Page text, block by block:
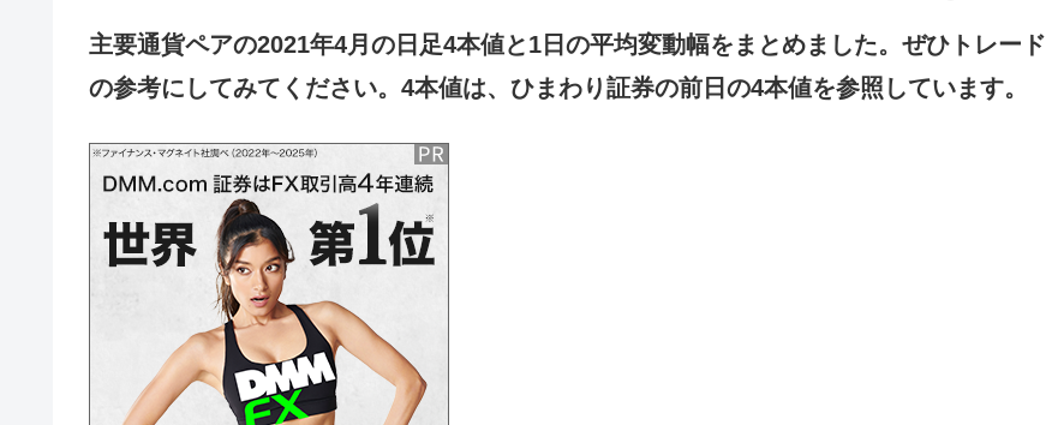
主要通貨ペアの2021年4月の日足4本値と1日の平均変動幅をまとめました。ぜひトレード
の参考にしてみてください。4本値は、ひまわり証券の前日の4本値を参照しています。